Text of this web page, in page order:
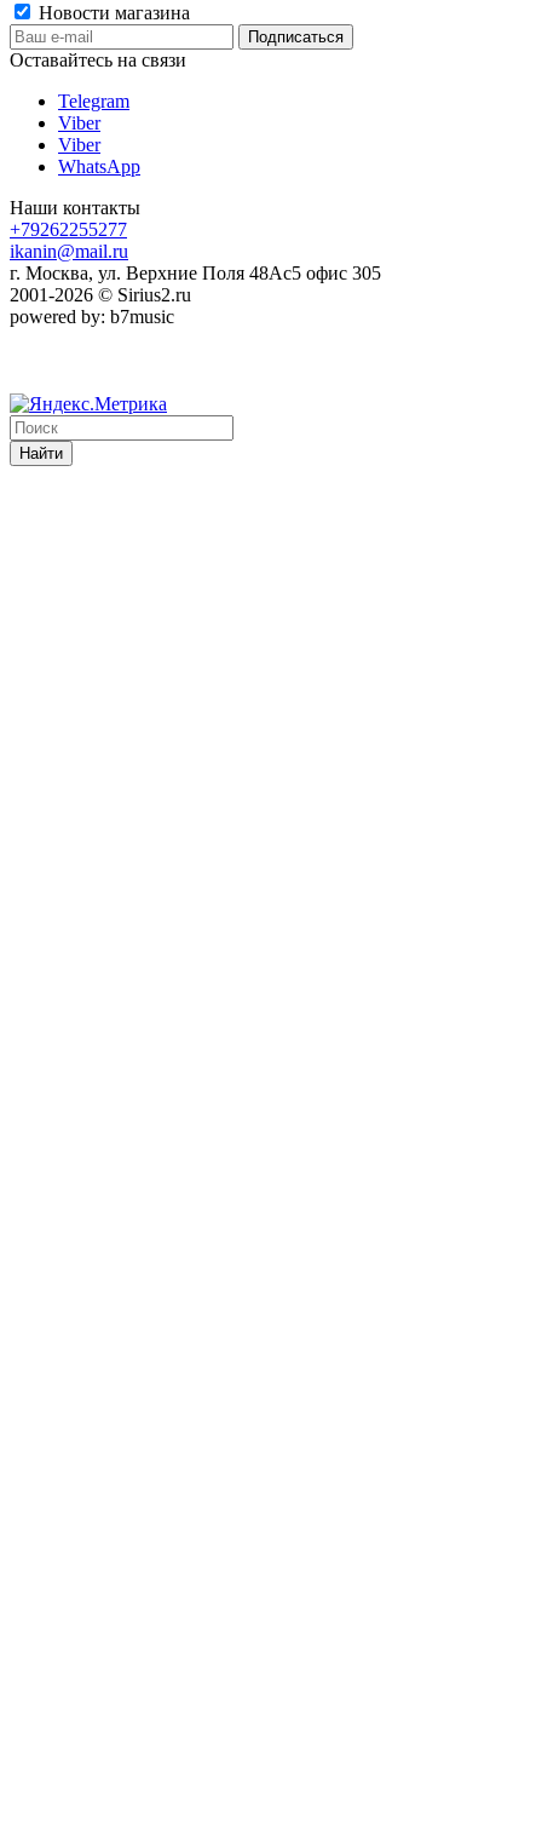
Новости магазина
Оставайтесь на связи
Telegram
Viber
Viber
WhatsApp
Наши контакты
+79262255277
ikanin@mail.ru
г. Москва, ул. Верхние Поля 48Ас5 офис 305
2001-2026 © Sirius2.ru
powered by: b7music
Найти